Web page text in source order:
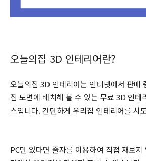
오늘의집 3D 인테리어란?
오늘의집 3D 인테리어는 인터넷에서 판매
집 도면에 배치해 볼 수 있는 무료 3D 인테
스입니다. 간단하게 우리집 인테리어를 시
PC만 있다면 줄자를 이용하여 직접 재보